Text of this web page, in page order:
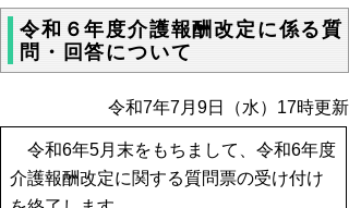
令和６年度介護報酬改定に係る質
問・回答について
令和7年7月9日（水）17時更新
令和6年5月末をもちまして、令和6年度
介護報酬改定に関する質問票の受け付け